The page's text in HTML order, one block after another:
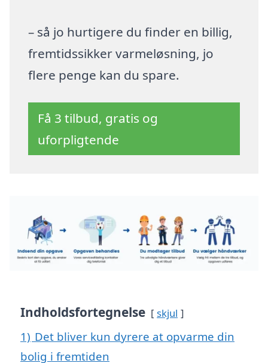
– så jo hurtigere du finder en billig,
fremtidssikker varmeløsning, jo
flere penge kan du spare.
Få 3 tilbud, gratis og
uforpligtende
Indholdsfortegnelse skjul
1) Det bliver kun dyrere at opvarme din
bolig i fremtiden